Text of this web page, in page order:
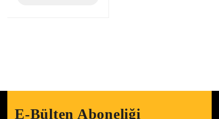
E-Bülten Aboneliği